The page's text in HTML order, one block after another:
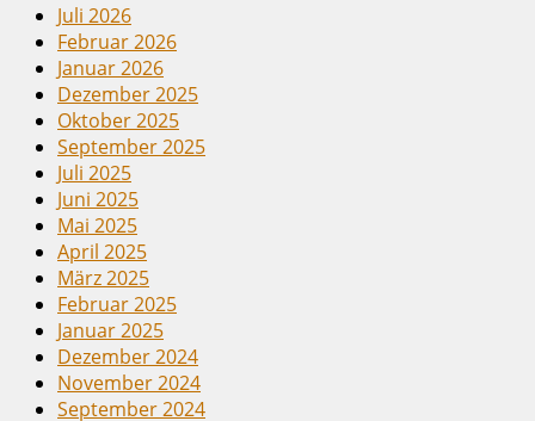
Juli 2026
Februar 2026
Januar 2026
Dezember 2025
Oktober 2025
September 2025
Juli 2025
Juni 2025
Mai 2025
April 2025
März 2025
Februar 2025
Januar 2025
Dezember 2024
November 2024
September 2024